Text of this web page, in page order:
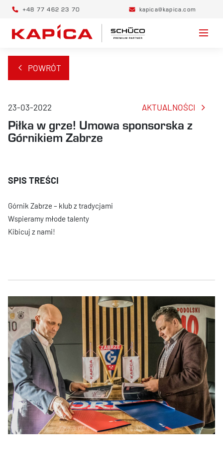
+48 77 462 23 70 kapica@kapica.com
POWRÓT
23-03-2022 AKTUALNOŚCI
Piłka w grze! Umowa sponsorska z
Górnikiem Zabrze
Górnik Zabrze – klub z tradycjami
Wspieramy młode talenty
Kibicuj z nami!